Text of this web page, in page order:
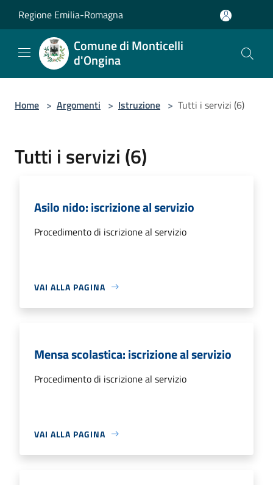
Regione Emilia-Romagna
Comune di Monticelli
d'Ongina
Home > Argomenti > Istruzione > Tutti i servizi (6)
Tutti i servizi (6)
Asilo nido: iscrizione al servizio
Procedimento di iscrizione al servizio
VAI ALLA PAGINA
Mensa scolastica: iscrizione al servizio
Procedimento di iscrizione al servizio
VAI ALLA PAGINA